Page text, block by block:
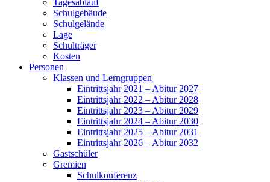
Schulgebäude
Schulgelände
Lage
Schulträger
Kosten
Personen
Klassen und Lerngruppen
Eintrittsjahr 2021 – Abitur 2027
Eintrittsjahr 2022 – Abitur 2028
Eintrittsjahr 2023 – Abitur 2029
Eintrittsjahr 2024 – Abitur 2030
Eintrittsjahr 2025 – Abitur 2031
Eintrittsjahr 2026 – Abitur 2032
Gastschüler
Gremien
Schulkonferenz